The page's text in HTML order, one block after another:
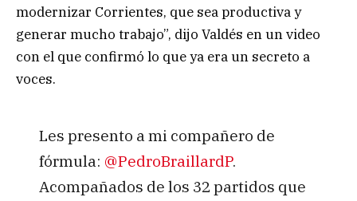
modernizar Corrientes, que sea productiva y
generar mucho trabajo”, dijo Valdés en un video
con el que confirmó lo que ya era un secreto a
voces.
Les presento a mi compañero de
fórmula: @PedroBraillardP.
Acompañados de los 32 partidos que